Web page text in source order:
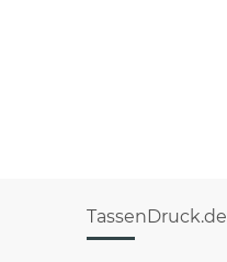
TassenDruck.de